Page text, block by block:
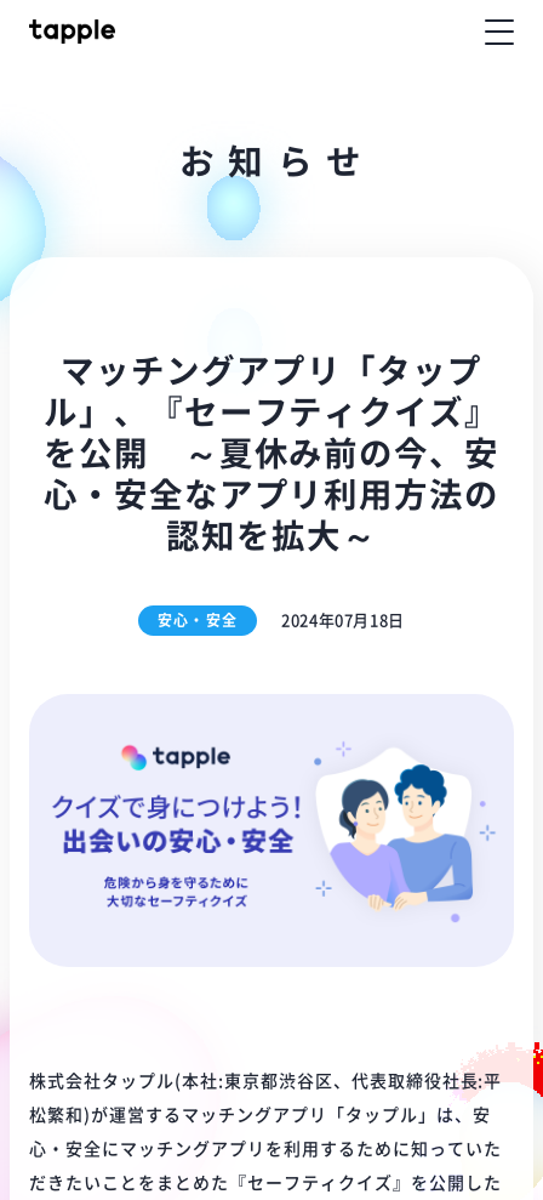
お 知 ら せ
マッチングアプリ「タップ
ル」、『セーフティクイズ』
を公開 ～夏休み前の今、安
心・安全なアプリ利用方法の
認知を拡大～
安心・安全 2024年07月18日
株式会社タップル(本社:東京都渋谷区、代表取締役社長:平
松繁和)が運営するマッチングアプリ「タップル」は、安
心・安全にマッチングアプリを利用するために知っていた
だきたいことをまとめた『セーフティクイズ』を公開した